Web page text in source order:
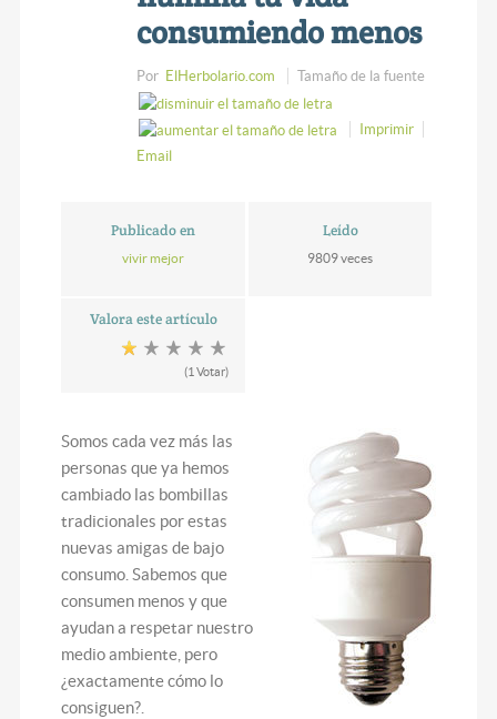
consumiendo menos
Por ElHerbolario.com Tamaño de la fuente
Imprimir
Email
Publicado en
vivir mejor
Leído
9809 veces
Valora este artículo
(1 Votar)
Somos cada vez más las
personas que ya hemos
cambiado las bombillas
tradicionales por estas
nuevas amigas de bajo
consumo. Sabemos que
consumen menos y que
ayudan a respetar nuestro
medio ambiente, pero
¿exactamente cómo lo
consiguen?.